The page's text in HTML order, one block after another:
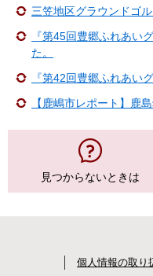
三笠地区グラウンドゴ
『第45回豊郷ふれあい
た。
『第42回豊郷ふれあい
【鹿嶋市レポート】鹿
見つからないときは
個人情報の取り